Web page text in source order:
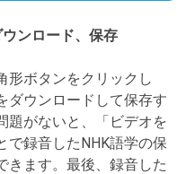
ンロード、保存
形ボタンをクリックし
ダウンロードして保存す
題がないと、「ビデオを
で録音したNHK語学の保
きます。最後、録音した